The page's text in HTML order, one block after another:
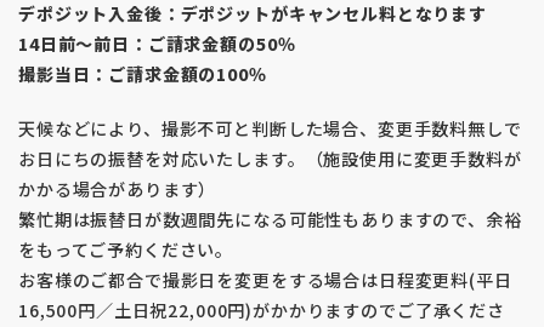
デポジット入金後：デポジットがキャンセル料となります
14日前～前日：ご請求金額の50％
撮影当日：ご請求金額の100％
天候などにより、撮影不可と判断した場合、変更手数料無しで
お日にちの振替を対応いたします。（施設使用に変更手数料が
かかる場合があります）
繁忙期は振替日が数週間先になる可能性もありますので、余裕
をもってご予約ください。
お客様のご都合で撮影日を変更をする場合は日程変更料(平日
16,500円／土日祝22,000円)がかかりますのでご了承くださ